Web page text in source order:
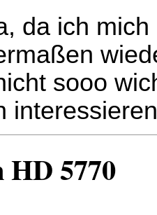
da ich
sooo
HD 5770